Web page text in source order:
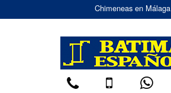
Chimeneas en Málaga